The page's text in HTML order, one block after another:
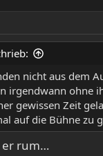
nicht aus dem
irgendwann ohne
gewissen Zeit
auf die Bühne zu
rum…